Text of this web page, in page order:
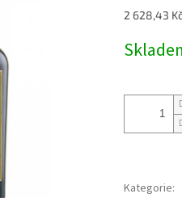
Měrná
2 628,43
Kategorie: